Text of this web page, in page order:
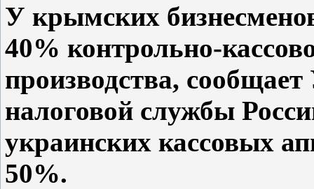
У крымских
40% контрольно-
производства,
налоговой службы
украинских кассовых
50%.